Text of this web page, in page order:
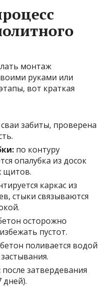
монтаж
руками или
вот краткая
сваи забиты, проверена
по контуру
опалубка из досок
щитов.
каркас из
стыки связываются
осторожно
пустот.
бетон поливается водой
после затвердевания
дней).